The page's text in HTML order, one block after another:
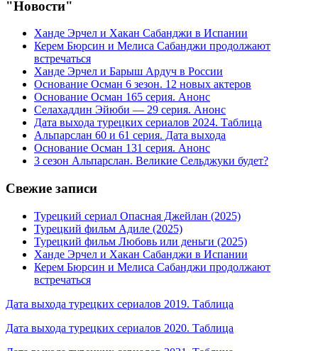
"Новости"
Ханде Эрчел и Хакан Сабанджи в Испании
Керем Бюрсин и Мелиса Сабанджи продолжают
встречаться
Ханде Эрчел и Барыш Ардуч в России
Основание Осман 6 зезон. 12 новых актеров
Основание Осман 165 серия. Анонс
Селахаддин Эйюби — 29 серия. Анонс
Дата выхода турецких сериалов 2024. Таблица
Альпарслан 60 и 61 серия. Дата выхода
Основание Осман 131 серия. Анонс
3 сезон Альпарслан. Великие Сельджуки будет?
Свежие записи
Турецкий сериал Опасная Джейлан (2025)
Турецкий фильм Адиле (2025)
Турецкий фильм Любовь или деньги (2025)
Ханде Эрчел и Хакан Сабанджи в Испании
Керем Бюрсин и Мелиса Сабанджи продолжают
встречаться
Дата выхода турецких сериалов 2019. Таблица
Дата выхода турецких сериалов 2020. Таблица